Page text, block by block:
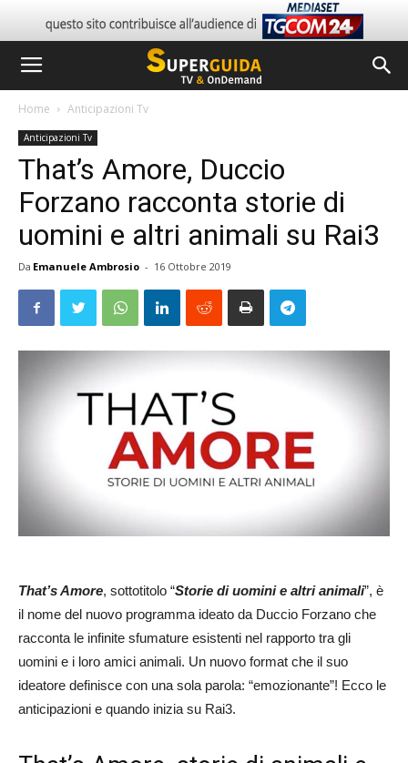
Home Anticipazioni Tv
Anticipazioni Tv
That’s Amore, Duccio
Forzano racconta storie di
uomini e altri animali su Rai3
Da Emanuele Ambrosio - 16 Ottobre 2019
That’s Amore, sottotitolo “Storie di uomini e altri animali”, è
il nome del nuovo programma ideato da Duccio Forzano che
racconta le infinite sfumature esistenti nel rapporto tra gli
uomini e i loro amici animali. Un nuovo format che il suo
ideatore definisce con una sola parola: “emozionante”! Ecco le
anticipazioni e quando inizia su Rai3.